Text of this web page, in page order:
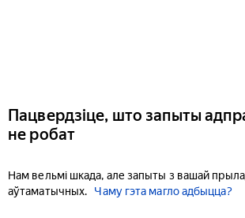
Пацвердзіце, што запыты
не робат
Нам вельмі шкада, але запыты з вашай
аўтаматычных.
Чаму гэта магло адбыцца?